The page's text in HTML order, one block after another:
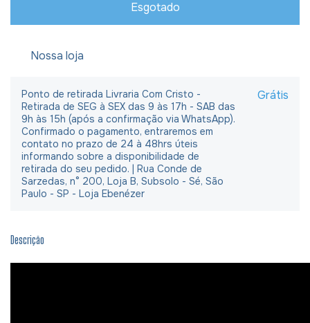
Nossa loja
Ponto de retirada Livraria Com Cristo -
Retirada de SEG à SEX das 9 às 17h - SAB das
9h às 15h (após a confirmação via WhatsApp).
Confirmado o pagamento, entraremos em
contato no prazo de 24 à 48hrs úteis
informando sobre a disponibilidade de
retirada do seu pedido. | Rua Conde de
Sarzedas, n° 200, Loja B, Subsolo - Sé, São
Paulo - SP - Loja Ebenézer
Grátis
Descrição